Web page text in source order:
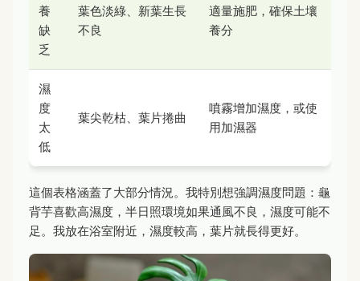
養
缺
乏
葉色淡綠、新葉生長
不良
適量施肥，確保土壤
養分
濕
度
太
低
葉尖乾枯、葉片捲曲
噴霧增加濕度，或使
用加濕器
這個表格涵蓋了大部分情況。我特別想強調濕度問題：龜
背芋喜歡高濕度，半日照環境如果通風不良，濕度可能不
足。我放在浴室附近，濕度較高，葉片就長得更好。